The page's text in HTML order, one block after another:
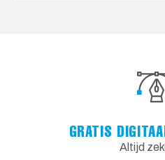
GRATIS
Altijd